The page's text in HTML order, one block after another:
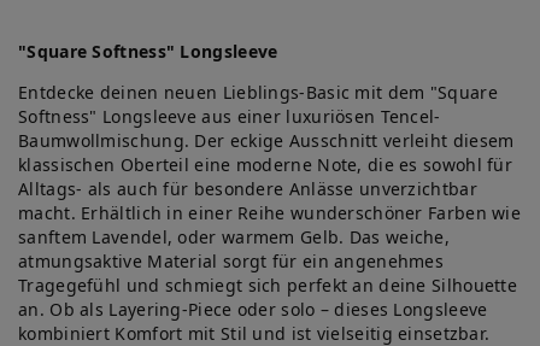
"Square Softness" Longsleeve
Entdecke deinen neuen Lieblings-Basic mit dem "Square
Softness" Longsleeve aus einer luxuriösen Tencel-
Baumwollmischung. Der eckige Ausschnitt verleiht diesem
klassischen Oberteil eine moderne Note, die es sowohl für
Alltags- als auch für besondere Anlässe unverzichtbar
macht. Erhältlich in einer Reihe wunderschöner Farben wie
sanftem Lavendel, oder warmem Gelb. Das weiche,
atmungsaktive Material sorgt für ein angenehmes
Tragegefühl und schmiegt sich perfekt an deine Silhouette
an. Ob als Layering-Piece oder solo – dieses Longsleeve
kombiniert Komfort mit Stil und ist vielseitig einsetzbar.